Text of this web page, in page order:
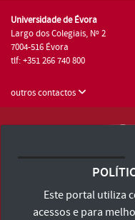
Universidade de Évora
Largo dos Colegiais, Nº 2
7004-516 Évora
tlf: +351 266 740 800
outros contactos
Consulte os Termos
Este portal utiliza
acessos e para